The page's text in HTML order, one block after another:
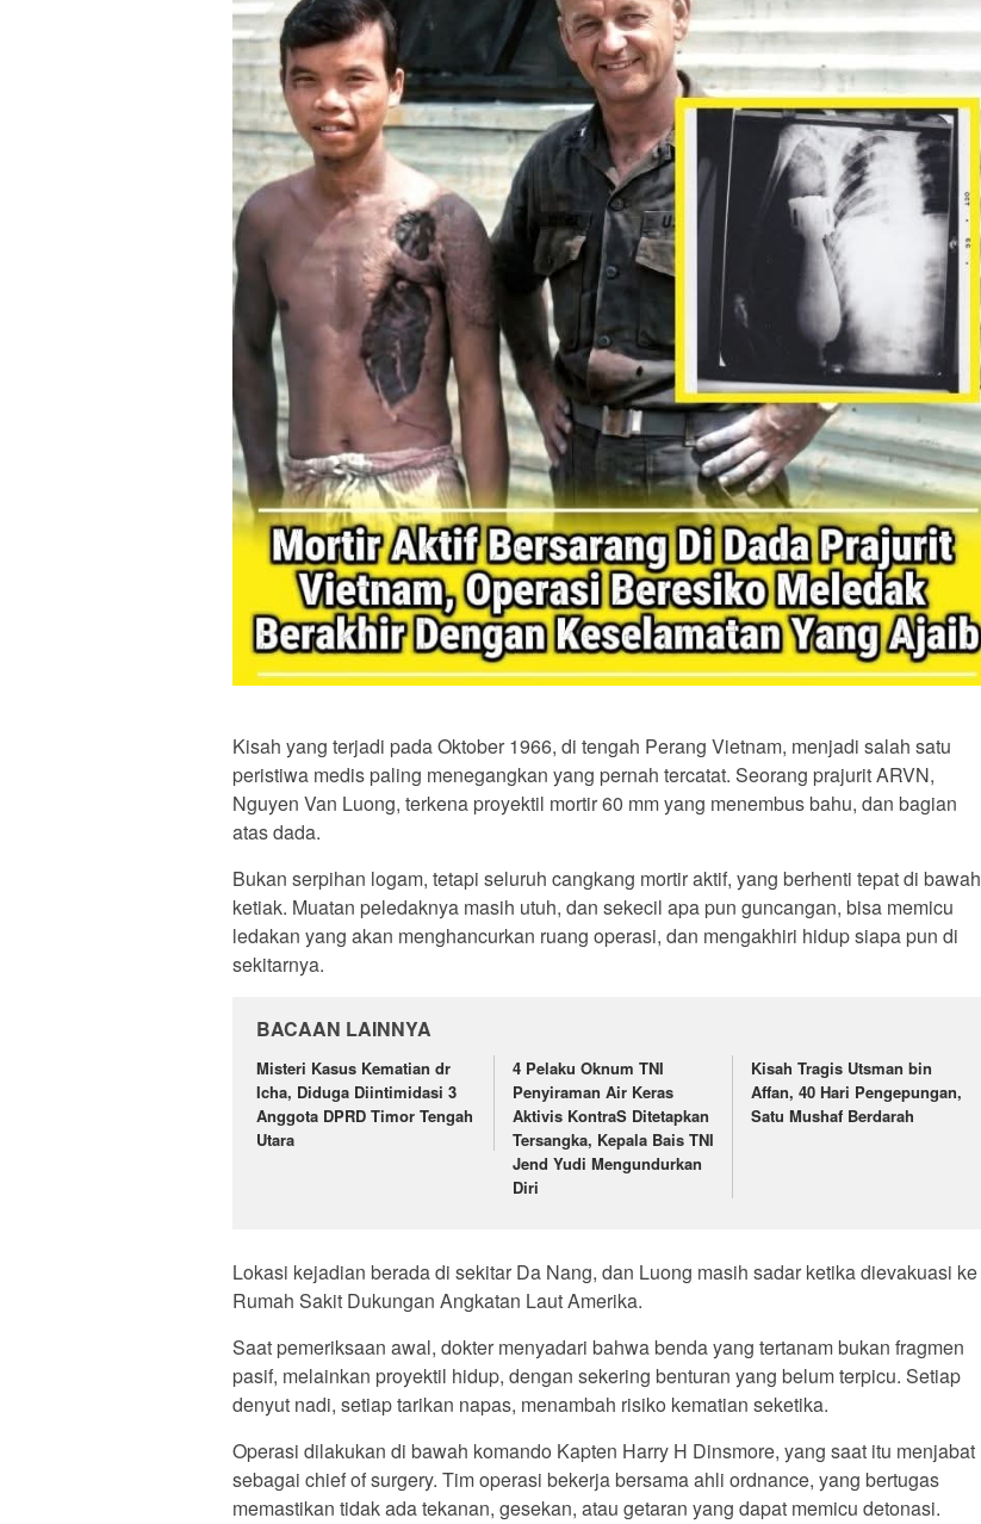
Kisah yang terjadi pada Oktober 1966, di tengah Perang Vietnam, menjadi salah satu
peristiwa medis paling menegangkan yang pernah tercatat. Seorang prajurit ARVN,
Nguyen Van Luong, terkena proyektil mortir 60 mm yang menembus bahu, dan bagian
atas dada.
Bukan serpihan logam, tetapi seluruh cangkang mortir aktif, yang berhenti tepat di bawah
ketiak. Muatan peledaknya masih utuh, dan sekecil apa pun guncangan, bisa memicu
ledakan yang akan menghancurkan ruang operasi, dan mengakhiri hidup siapa pun di
sekitarnya.
BACAAN LAINNYA
Misteri Kasus Kematian dr
Icha, Diduga Diintimidasi 3
Anggota DPRD Timor Tengah
Utara
4 Pelaku Oknum TNI
Penyiraman Air Keras
Aktivis KontraS Ditetapkan
Tersangka, Kepala Bais TNI
Jend Yudi Mengundurkan
Diri
Kisah Tragis Utsman bin
Affan, 40 Hari Pengepungan,
Satu Mushaf Berdarah
Lokasi kejadian berada di sekitar Da Nang, dan Luong masih sadar ketika dievakuasi ke
Rumah Sakit Dukungan Angkatan Laut Amerika.
Saat pemeriksaan awal, dokter menyadari bahwa benda yang tertanam bukan fragmen
pasif, melainkan proyektil hidup, dengan sekering benturan yang belum terpicu. Setiap
denyut nadi, setiap tarikan napas, menambah risiko kematian seketika.
Operasi dilakukan di bawah komando Kapten Harry H Dinsmore, yang saat itu menjabat
sebagai chief of surgery. Tim operasi bekerja bersama ahli ordnance, yang bertugas
memastikan tidak ada tekanan, gesekan, atau getaran yang dapat memicu detonasi.